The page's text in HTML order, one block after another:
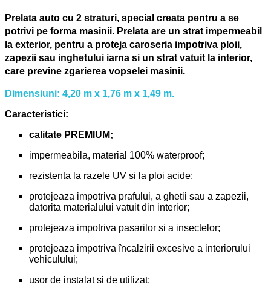
Prelata auto cu 2 straturi, special creata pentru a se
potrivi pe forma masinii. Prelata are un strat impermeabil
la exterior, pentru a proteja caroseria impotriva ploii,
zapezii sau inghetului iarna si un strat vatuit la interior,
care previne zgarierea vopselei masinii.
Dimensiuni: 4,20 m x 1,76 m x 1,49 m.
Caracteristici:
calitate PREMIUM;
impermeabila, material 100% waterproof;
rezistenta la razele UV si la ploi acide;
protejeaza impotriva prafului, a ghetii sau a zapezii,
datorita materialului vatuit din interior;
protejeaza impotriva pasarilor si a insectelor;
protejeaza impotriva încalzirii excesive a interiorului
vehiculului;
usor de instalat si de utilizat;